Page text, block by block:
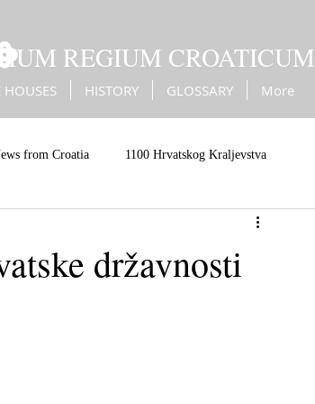
REGIUM CROATICUM
HISTORY GLOSSARY More
from Croatia 1100 Hrvatskog Kraljevstva
War against Turks
državnosti